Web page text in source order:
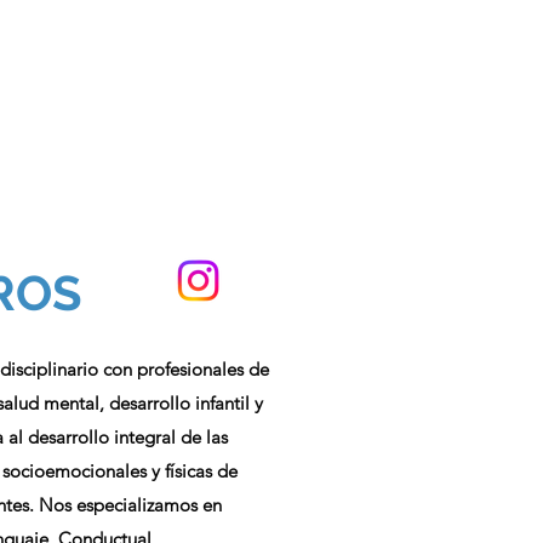
con profesionales de
mental, desarrollo infantil y
al desarrollo integral de las
y físicas de
Nos especializamos en